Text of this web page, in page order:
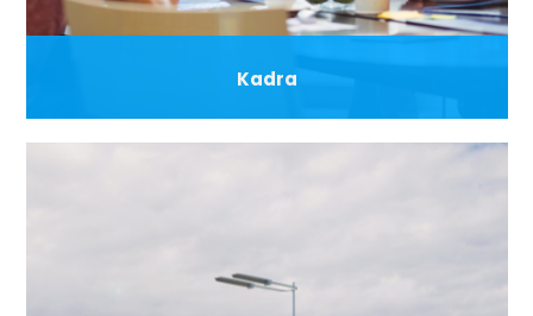
Kadra
organizacyjnie jednostce jaką jest centrum badawczo –